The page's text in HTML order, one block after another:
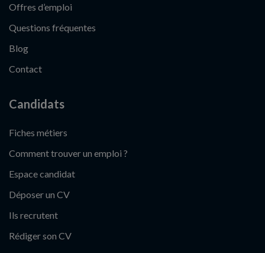
Offres d’emploi
Questions fréquentes
Blog
Contact
Candidats
Fiches métiers
Comment trouver un emploi ?
Espace candidat
Déposer un CV
Ils recrutent
Rédiger son CV